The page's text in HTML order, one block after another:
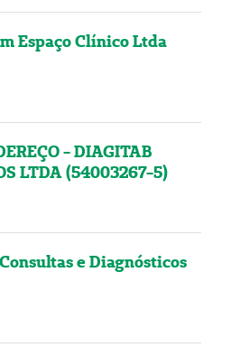
Espaço Clínico Ltda
- DIAGITAB
LTDA (54003267-5)
e Diagnósticos